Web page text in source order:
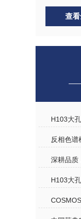
查
H103大
反相色谱
H103大